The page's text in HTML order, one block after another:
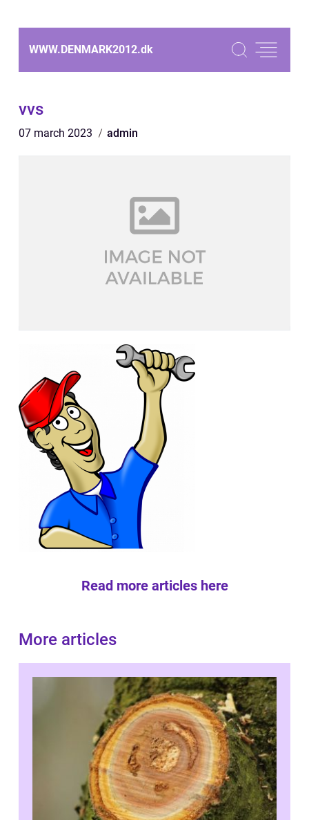
WWW.DENMARK2012.dk
vvs
07 march 2023 admin
Read more articles here
More articles